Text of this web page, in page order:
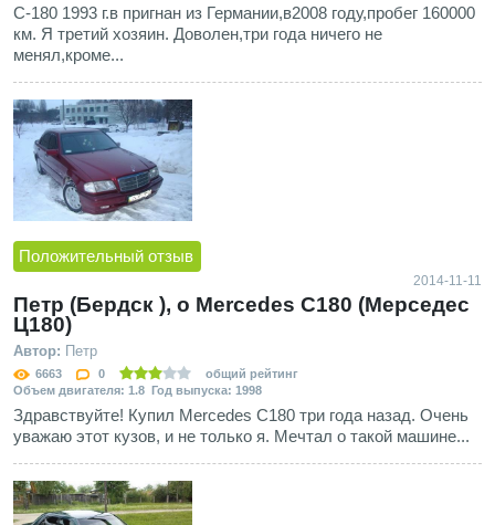
С-180 1993 г.в пригнан из Германии,в2008 году,пробег 160000
км. Я третий хозяин. Доволен,три года ничего не
менял,кроме...
Положительный отзыв
2014-11-11
Петр (Бердск ), о Mercedes C180 (Мерседес
Ц180)
Автор: Петр
6663 0
общий рейтинг
Объем двигателя: 1.8 Год выпуска: 1998
Здравствуйте! Купил Mercedes C180 три года назад. Очень
уважаю этот кузов, и не только я. Мечтал о такой машине...